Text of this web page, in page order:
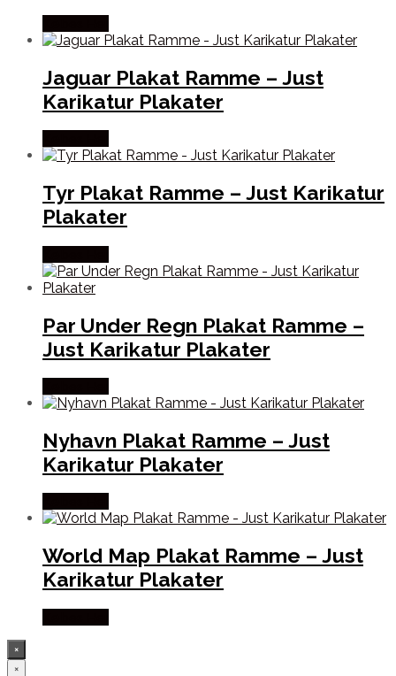
Jaguar Plakat Ramme – Just
Karikatur Plakater
Tyr Plakat Ramme – Just Karikatur
Plakater
Par Under Regn Plakat Ramme –
Just Karikatur Plakater
Nyhavn Plakat Ramme – Just
Karikatur Plakater
World Map Plakat Ramme – Just
Karikatur Plakater
×
×